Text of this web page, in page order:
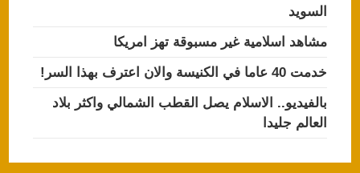
السويد
مشاهد اسلامية غير مسبوقة تهز امريكا
خدمت 40 عاما في الكنيسة والان اعترف بهذا السر!
بالفيديو.. الاسلام يصل القطب الشمالي واكثر بلاد
العالم جليدا